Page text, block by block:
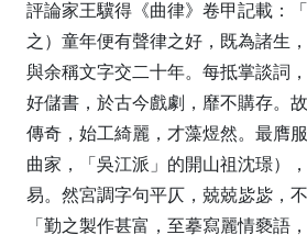
評論家王驥得《曲律》卷甲記載：
之）童年便有聲律之好，既為諸生
與余稱文字交二十年。每抵掌談詞
好儲書，於古今戲劇，靡不購存。
傳奇，始工綺麗，才藻煜然。最膺
曲家，「吳江派」的開山祖沈璟）
易。然宮調字句平仄，兢兢毖毖，
「勤之製作甚富，至摹寫麗情褻語